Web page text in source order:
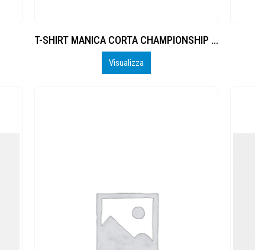
T-SHIRT MANICA CORTA CHAMPIONSHIP VIII
Visualizza